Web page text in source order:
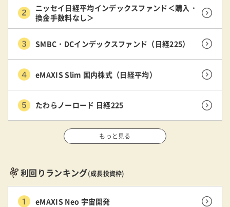
ニッセイ日経平均インデックスファンド＜購入・
換金手数料なし＞
SMBC・DCインデックスファンド（日経225）
eMAXIS Slim 国内株式（日経平均）
たわらノーロード 日経225
もっと見る
利回りランキング(成長投資枠)
eMAXIS Neo 宇宙開発